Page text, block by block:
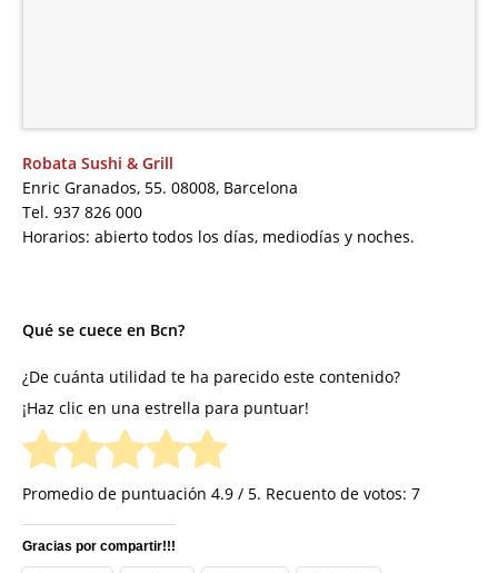
Robata Sushi & Grill
Enric Granados, 55. 08008, Barcelona
Tel. 937 826 000
Horarios: abierto todos los días, mediodías y noches.
Qué se cuece en Bcn?
¿De cuánta utilidad te ha parecido este contenido?
¡Haz clic en una estrella para puntuar!
Promedio de puntuación 4.9 / 5. Recuento de votos: 7
Gracias por compartir!!!